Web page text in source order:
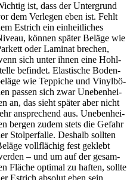
ist, dass der Unter­grund
dem Ver­le­gen eben ist. Fehlt
Est­rich ein ein­heit­li­ches
kön­nen spä­ter Belä­ge wie
oder Lami­nat bre­chen,
sich unter ihnen eine Hohl­
befin­det. Elas­ti­sche Boden­
wie Tep­pi­che und Vinyl­bö­
pas­sen sich zwar Uneben­hei­
an, das sieht spä­ter aber nicht
anspre­chend aus. Uneben­hei­
ber­gen zudem stets die Gefahr
Stol­per­fal­le. Des­halb soll­ten
voll­flä­chig fest geklebt
– und um auf der gesam­
Flä­che opti­mal zu haf­ten, soll­te